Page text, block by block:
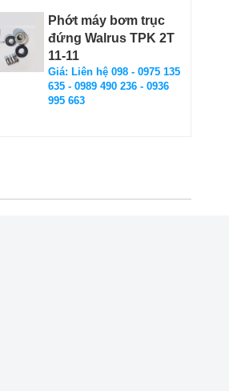
Phớt máy bơm trục
đứng Walrus TPK 2T
11-11
Giá: Liên hệ 098 - 0975 135
635 - 0989 490 236 - 0936
995 663